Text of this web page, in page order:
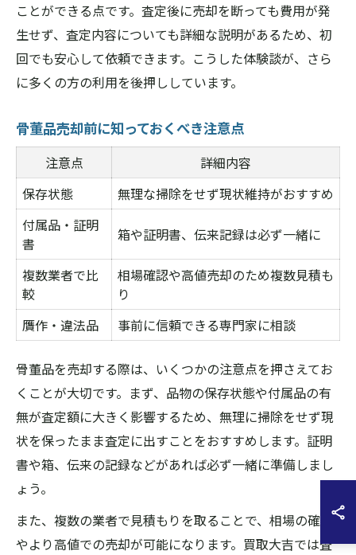
ことができる点です。査定後に売却を断っても費用が発
生せず、査定内容についても詳細な説明があるため、初
回でも安心して依頼できます。こうした体験談が、さら
に多くの方の利用を後押ししています。
骨董品売却前に知っておくべき注意点
注意点
詳細内容
保存状態
無理な掃除をせず現状維持がおすすめ
付属品・証明
書
箱や証明書、伝来記録は必ず一緒に
複数業者で比
較
相場確認や高値売却のため複数見積も
り
贋作・違法品
事前に信頼できる専門家に相談
骨董品を売却する際は、いくつかの注意点を押さえてお
くことが大切です。まず、品物の保存状態や付属品の有
無が査定額に大きく影響するため、無理に掃除をせず現
状を保ったまま査定に出すことをおすすめします。証明
書や箱、伝来の記録などがあれば必ず一緒に準備しまし
ょう。
また、複数の業者で見積もりを取ることで、相場の確認
やより高値での売却が可能になります。買取大吉では査